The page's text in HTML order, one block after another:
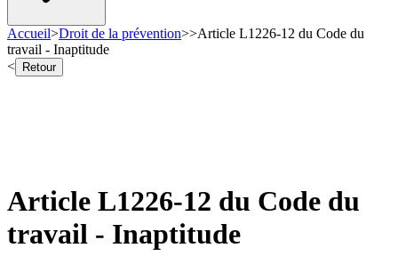
Accueil>Droit de la prévention>>Article L1226-12 du Code du
travail - Inaptitude
<
Retour
Article L1226-12 du Code du
travail - Inaptitude